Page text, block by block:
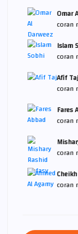
Omar
coran
Islam
coran
Afif
coran
Fares
coran
coran
coran